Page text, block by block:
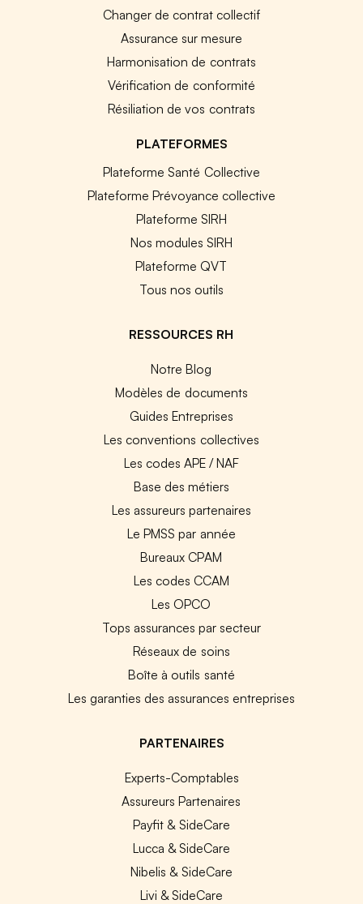
Changer de contrat collectif
Assurance sur mesure
Harmonisation de contrats
Vérification de conformité
Résiliation de vos contrats
PLATEFORMES
Plateforme Santé Collective
Plateforme Prévoyance collective
Plateforme SIRH
Nos modules SIRH
Plateforme QVT
Tous nos outils
RESSOURCES RH
Notre Blog
Modèles de documents
Guides Entreprises
Les conventions collectives
Les codes APE / NAF
Base des métiers
Les assureurs partenaires
Le PMSS par année
Bureaux CPAM
Les codes CCAM
Les OPCO
Tops assurances par secteur
Réseaux de soins
Boîte à outils santé
Les garanties des assurances entreprises
PARTENAIRES
Experts-Comptables
Assureurs Partenaires
Payfit & SideCare
Lucca & SideCare
Nibelis & SideCare
Livi & SideCare